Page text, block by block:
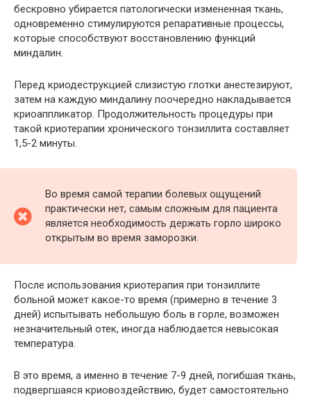
бескровно убирается патологически измененная ткань,
одновременно стимулируются репаративные процессы,
которые способствуют восстановлению функций
миндалин.
Перед криодеструкцией слизистую глотки анестезируют,
затем на каждую миндалину поочередно накладывается
криоаппликатор. Продолжительность процедуры при
такой криотерапии хронического тонзиллита составляет
1,5-2 минуты.
Во время самой терапии болевых ощущений
практически нет, самым сложным для пациента
является необходимость держать горло широко
открытым во время заморозки.
После использования криотерапия при тонзиллите
больной может какое-то время (примерно в течение 3
дней) испытывать небольшую боль в горле, возможен
незначительный отек, иногда наблюдается невысокая
температура.
В это время, а именно в течение 7-9 дней, погибшая ткань,
подвергшаяся криовоздействию, будет самостоятельно